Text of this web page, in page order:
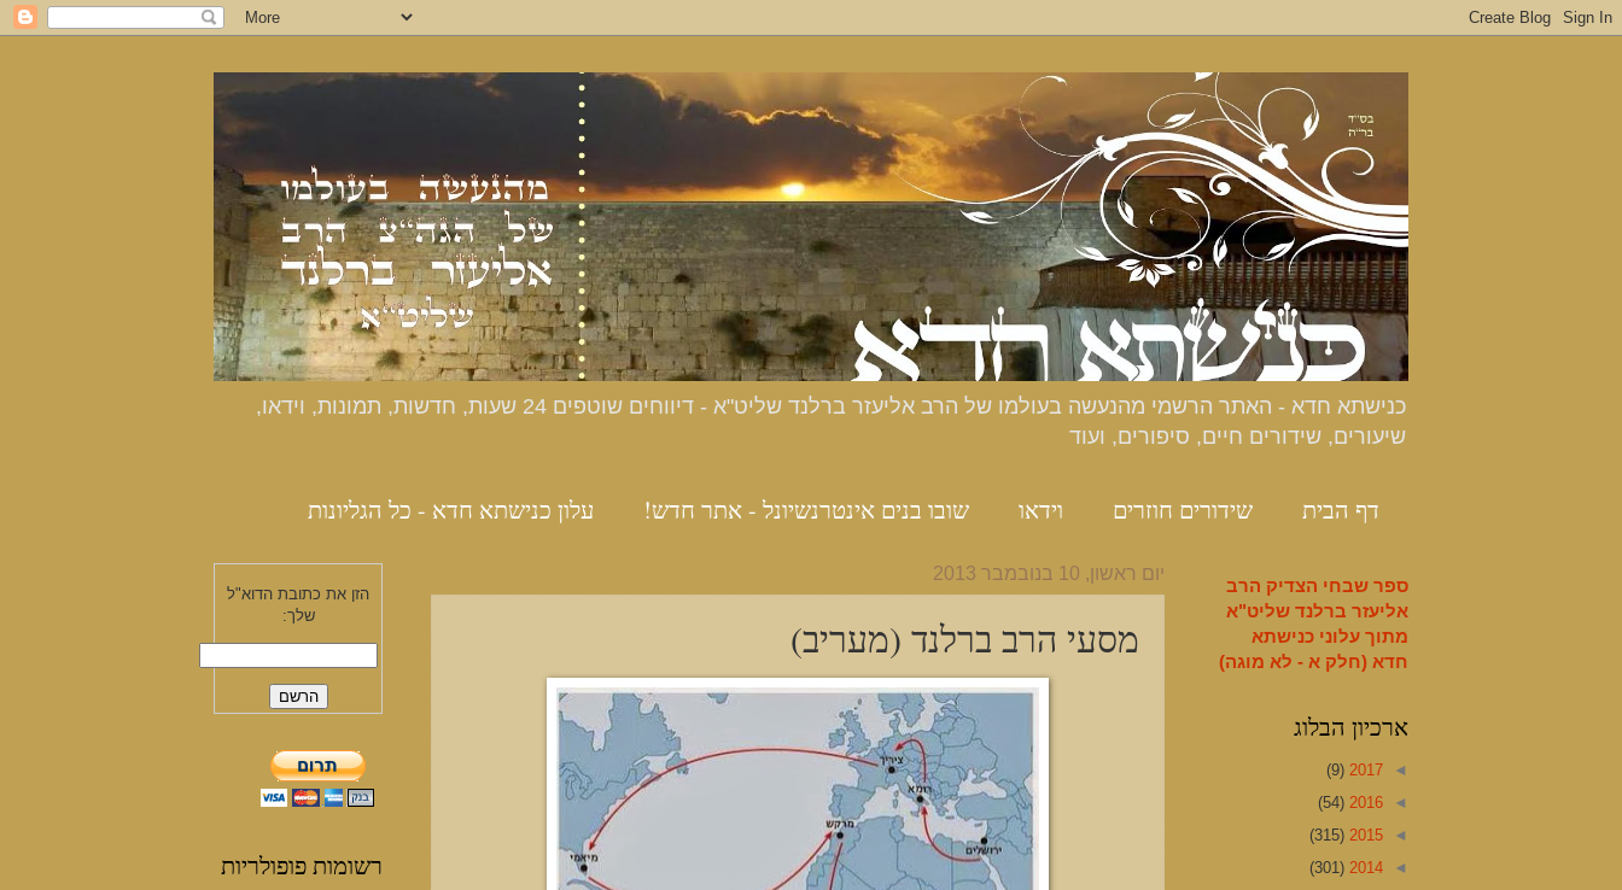
כנישתא חדא - האתר הרשמי מהנעשה בעולמו של הרב אליעזר ברלנד שליט"א - דיווחים שוטפים 24 שעות, חדשות, תמונות, וידאו,
שיעורים, שידורים חיים, סיפורים, ועוד
דף הבית שידורים חוזרים וידאו שובו בנים אינטרנשיונל - אתר חדש!
עלון כנישתא חדא - כל הגליונות
יום ראשון, 10 בנובמבר 2013
מסעי הרב ברלנד (מעריב)
הזן את כתובת הדוא"ל
שלך:
רשומות פופולריות
ספר שבחי הצדיק הרב
אליעזר ברלנד שליט"א
מתוך עלוני כנישתא
חדא (חלק א - לא מוגה)
ארכיון הבלוג
◄
2017
(9)
◄
2016
(54)
◄
2015
(315)
◄
2014
(301)